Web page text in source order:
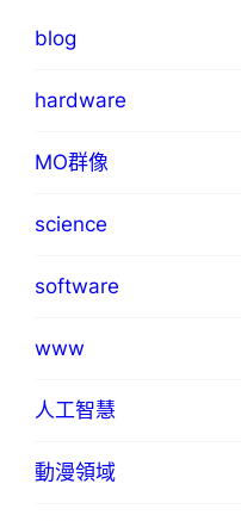
blog
hardware
MO群像
science
software
www
人工智慧
動漫領域